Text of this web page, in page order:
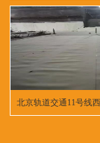
北京轨道交通11号线